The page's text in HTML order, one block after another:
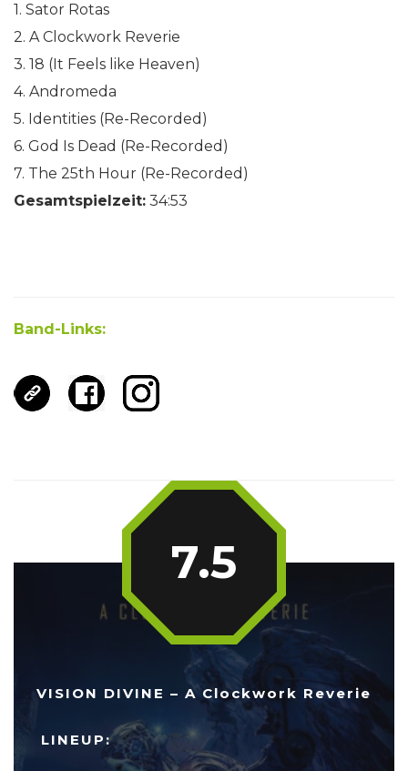
1. Sator Rotas
2. A Clockwork Reverie
3. 18 (It Feels like Heaven)
4. Andromeda
5. Identities (Re-Recorded)
6. God Is Dead (Re-Recorded)
7. The 25th Hour (Re-Recorded)
Gesamtspielzeit: 34:53
Band-Links:
VISION DIVINE – A Clockwork Reverie
LINEUP:
7.5